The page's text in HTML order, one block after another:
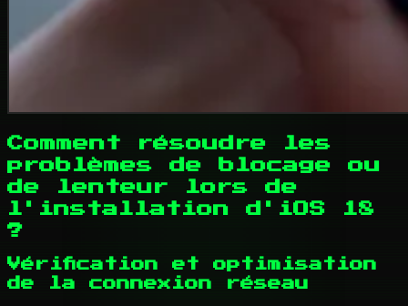
Comment résoudre les
problèmes de blocage ou
de lenteur lors de
l'installation d'iOS 18
?
Vérification et optimisation
de la connexion réseau